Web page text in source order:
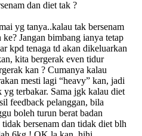
dan diet tak ?
yg tanya..kalau tak bersenam
Jangan bimbang ianya tetap
kpd tenaga td akan dikeluarkan
kita bergerak even tidur
kan ? Cumanya kalau
mesti lagi “heavy” kan, jadi
terbakar. Sama jgk kalau diet
feedback pelanggan, bila
boleh turun berat badan
bersenam dan tidak diet blh